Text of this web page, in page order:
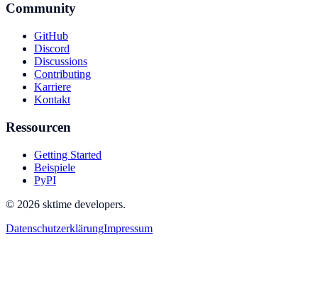
Community
GitHub
Discord
Discussions
Contributing
Karriere
Kontakt
Ressourcen
Getting Started
Beispiele
PyPI
© 2026 sktime developers.
DatenschutzerklärungImpressum